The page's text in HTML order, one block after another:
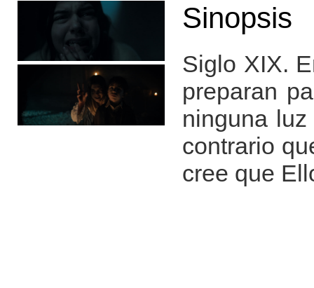
Sinopsis
Siglo XIX.
preparan
ninguna
contrario
cree que